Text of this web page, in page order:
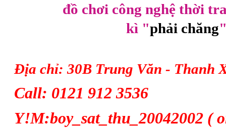
đồ chơi công nghệ thời
kì "phải chăng
Địa chỉ: 30B Trung Văn - Thanh
Call: 0121 912 3536
Y!M:boy_sat_thu_20042002 (